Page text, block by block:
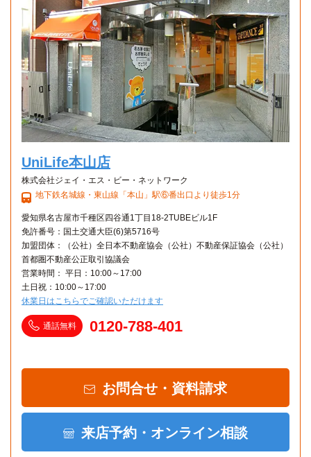
UniLife本山店
株式会社ジェイ・エス・ビー・ネットワーク
地下鉄名城線・東山線「本山」駅⑥番出口より徒歩1分
愛知県名古屋市千種区四谷通1丁目18-2TUBEビル1F
免許番号：国土交通大臣(6)第5716号
加盟団体：（公社）全日本不動産協会（公社）不動産保証協会（公社）
首都圏不動産公正取引協議会
営業時間： 平日：10:00～17:00
土日祝：10:00～17:00
休業日はこちらでご確認いただけます
通話無料 0120-788-401
お問合せ・資料請求
来店予約・オンライン相談